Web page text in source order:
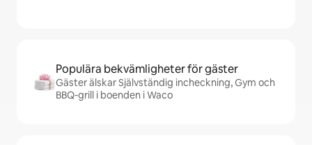
Populära bekvämligheter för gäster
Gäster älskar Självständig incheckning, Gym och
BBQ-grill i boenden i Waco